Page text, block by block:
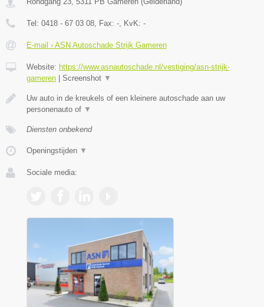
Tel: 0418 - 67 03 08, Fax: -, KvK: -
E-mail › ASN Autoschade Strijk Gameren
Website: https://www.asnautoschade.nl/vestiging/asn-strijk-
gameren
Screenshot ▼
Uw auto in de kreukels of een kleinere autoschade aan uw
personenauto of ▼
Diensten onbekend
Openingstijden ▼
Sociale media: